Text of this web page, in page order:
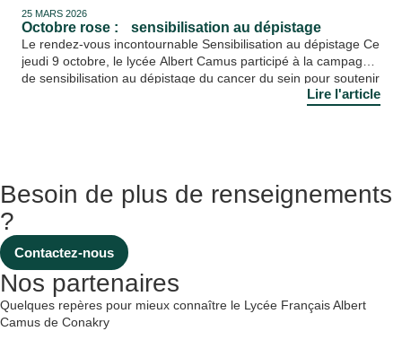
25 MARS 2026
Octobre rose : sensibilisation au dépistage
Le rendez-vous incontournable Sensibilisation au dépistage Ce
jeudi 9 octobre, le lycée Albert Camus participé à la campagne
de sensibilisation au dépistage du cancer du sein pour soutenir
cet évènement planétaire. Au travers le projet « Un cœurLire l'article
Besoin de plus de renseignements
?
Contactez-nous
Nos partenaires
Quelques repères pour mieux connaître le Lycée Français Albert
Camus de Conakry